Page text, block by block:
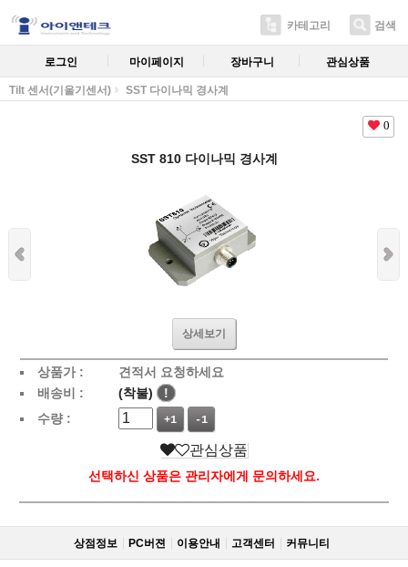
카테고리 검색
로그인 마이페이지 장바구니 관심상품
Tilt 센서(기울기센서) SST 다이나믹 경사계
0
SST 810 다이나믹 경사계
상세보기
상품가 :
견적서 요청하세요
배송비 :
(착불)
!
수량 :
+1 -1
관심상품
선택하신 상품은 관리자에게 문의하세요.
상점정보 PC버젼 이용안내 고객센터 커뮤니티